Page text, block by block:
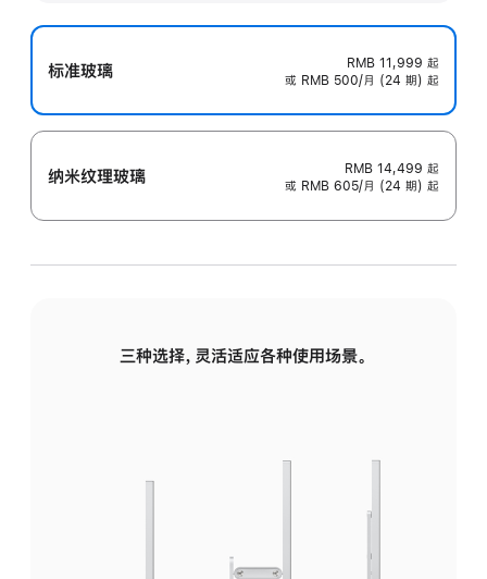
标准玻璃 RMB 11,999 起
或 RMB 500/月 (24 期) 起
纳米纹理玻璃 RMB 14,499 起
或 RMB 605/月 (24 期) 起
三种选择，灵活适应各种使用场景。